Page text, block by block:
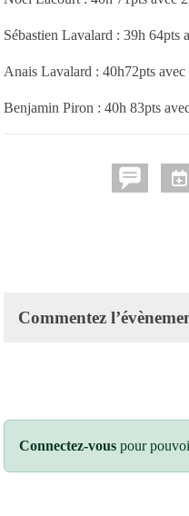
Sébastien Lavalard : 39h 64pts
Anais Lavalard : 40h72pts
Benjamin Piron : 40h 83pts
Commentez
Connectez-vous pour